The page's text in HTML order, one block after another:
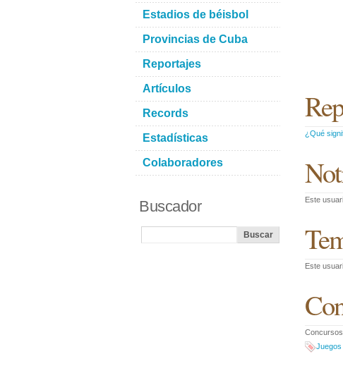
¿Qué
Este
Este
Juegos
Estadios de béisbol
Provincias de Cuba
Reportajes
Artículos
Records
Estadísticas
Colaboradores
Buscador